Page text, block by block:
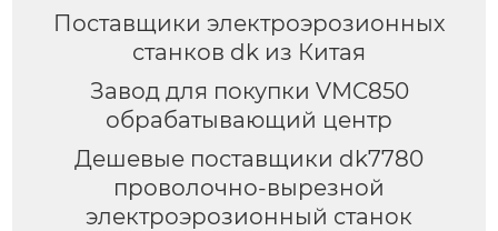
Поставщики электроэрозионных
станков dk из Китая
Завод для покупки VMC850
обрабатывающий центр
Дешевые поставщики dk7780
проволочно-вырезной
электроэрозионный станок